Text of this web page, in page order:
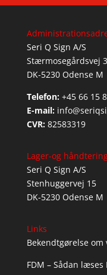
Seri Q Sign A/S
Stærmosegårdsvej
DK-5230 Odense M
Telefon: +45 66 15
E-mail:
CVR: 82583319
Lager-og
Seri Q Sign A/S
Stenhuggervej 15
DK-5230 Odense M
Links
Bekendtgørelse
FDM – Sådan